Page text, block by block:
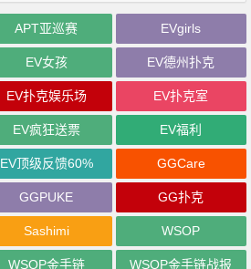
APT亚巡赛 EVgirls
EV女孩 EV德州扑克
EV扑克娱乐场 EV扑克室
EV疯狂送票 EV福利
EV顶级反馈60% GGCare
GGPUKE GG扑克
Sashimi WSOP
WSOP金手链 WSOP金手链战报